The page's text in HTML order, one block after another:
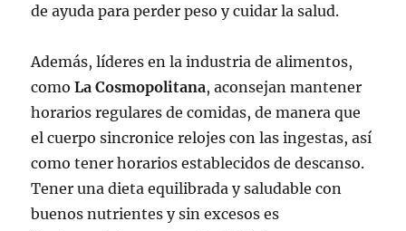
de ayuda para perder peso y cuidar la salud.
Además, líderes en la industria de alimentos,
comoLa Cosmopolitana, aconsejan mantener
horarios regulares de comidas, de manera que
el cuerpo sincronice relojes con las ingestas, así
como tener horarios establecidos de descanso.
Tener una dieta equilibrada y saludable con
buenos nutrientes y sin excesos es